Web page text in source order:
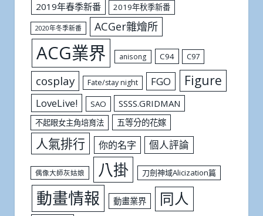
2019年春季新番
2019年秋季新番
2020年冬季新番 ACGer雜燴所
ACG業界 anisong C94 C97
cosplay Fate/stay night FGO Figure
LoveLive! SAO SSSS.GRIDMAN
不起眼女主角培育法 五等分的花嫁
人氣排行 你的名字 個人評論
偶像大師灰姑娘 八掛 刀劍神域Alicization篇
動畫情報 動畫業界 同人